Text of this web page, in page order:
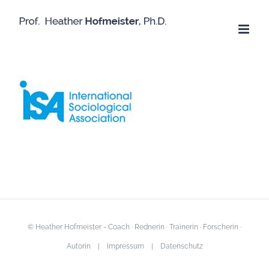
© Heather Hofmeister - Coach · Rednerin · Trainerin · Forscherin ·
Autorin | Impressum| Datenschutz